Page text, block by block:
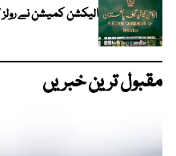
الیکشن کمیشن نے رولز 2017 میں ترمیم کا مسودہ جاری کر دیا
مقبول ترین خبریں